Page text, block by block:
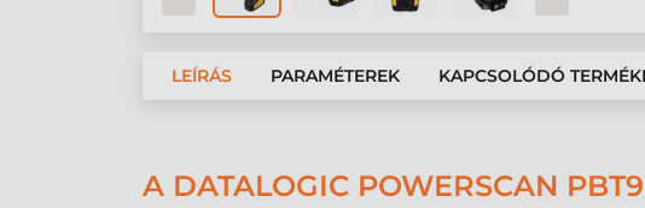
LEÍRÁS PARAMÉTEREK KAPCSOLÓDÓ
A DATALOGIC POWERSCAN